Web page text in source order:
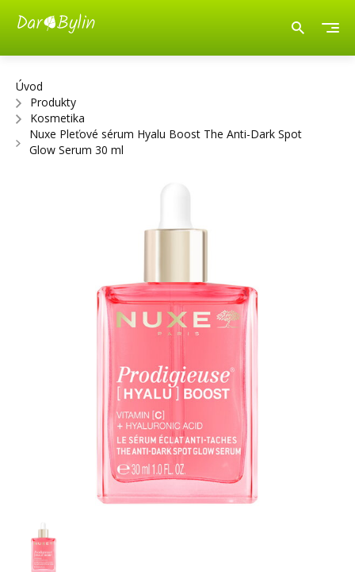
Úvod
Produkty
Kosmetika
Nuxe Pleťové sérum Hyalu Boost The Anti-Dark Spot
Glow Serum 30 ml